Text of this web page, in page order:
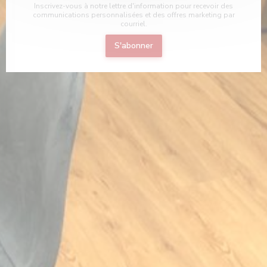
Inscrivez-vous à notre lettre d'information pour recevoir des
communications personnalisées et des offres marketing par
courriel.
S'abonner